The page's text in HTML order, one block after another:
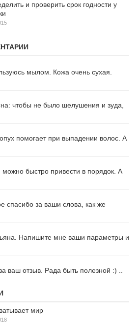
и проверить срок годности у
мылом. Кожа очень сухая.
чтобы не было шелушения и зуда,
помогает при выпадении волос. А
можно быстро привести в порядок. А
спасибо за ваши слова, как же
Напишите мне ваши параметры и
ваш отзыв. Рада быть полезной :) ..
мир